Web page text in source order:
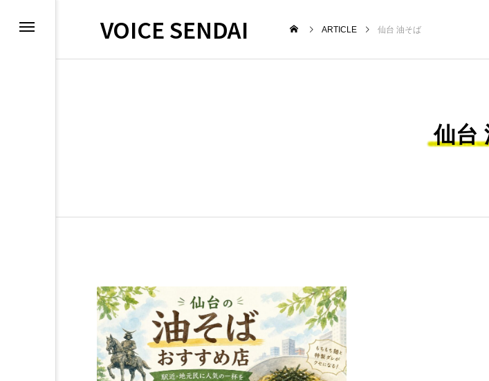
VOICE SENDAI ARTICLE 仙台 油そば
仙台